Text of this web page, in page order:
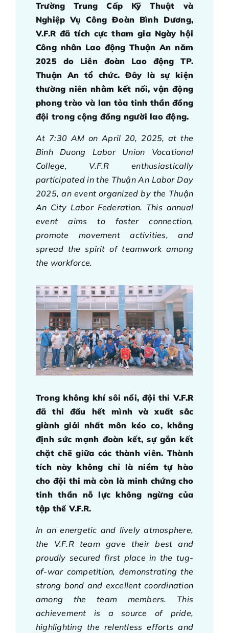
Trường Trung Cấp Kỹ Thuật và
Nghiệp Vụ Công Đoàn Bình Dương,
V.F.R đã tích cực tham gia Ngày hội
Công nhân Lao động Thuận An năm
2025 do Liên đoàn Lao động TP.
Thuận An tổ chức. Đây là sự kiện
thường niên nhằm kết nối, vận động
phong trào và lan tỏa tinh thần đồng
đội trong cộng đồng người lao động.
At 7:30 AM on April 20, 2025, at the
Binh Duong Labor Union Vocational
College, V.F.R enthusiastically
participated in the Thuận An Labor Day
2025, an event organized by the Thuận
An City Labor Federation. This annual
event aims to foster connection,
promote movement activities, and
spread the spirit of teamwork among
the workforce.
Trong không khí sôi nổi, đội thi V.F.R
đã thi đấu hết mình và xuất sắc
giành giải nhất môn kéo co, khẳng
định sức mạnh đoàn kết, sự gắn kết
chặt chẽ giữa các thành viên. Thành
tích này không chỉ là niềm tự hào
cho đội thi mà còn là minh chứng cho
tinh thần nỗ lực không ngừng của
tập thể V.F.R.
In an energetic and lively atmosphere,
the V.F.R team gave their best and
proudly secured first place in the tug-
of-war competition, demonstrating the
strong bond and excellent coordination
among the team members. This
achievement is a source of pride,
highlighting the relentless efforts and